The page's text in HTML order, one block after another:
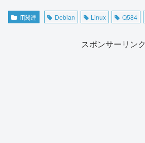
IT関連 Debian Linux Q584
スポンサーリンク